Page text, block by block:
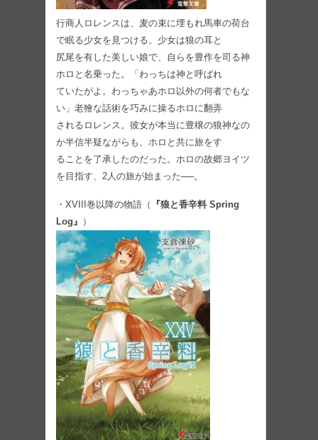
行商人ロレンスは、⻨の束に埋もれ馬車の荷台
で眠る少女を見つける。少女は狼の耳と
尻尾を有した美しい娘で、自らを豊作を司る神
ホロと名乗った。「わっちは神と呼ばれ
ていたがよ。わっちゃあホロ以外の何者でもな
い」老獪な話術を巧みに操るホロに翻弄
されるロレンス。彼女が本当に豊穣の狼神なの
か半信半疑ながらも、ホロと共に旅をす
ることを了承したのだった。ホロの故郷ヨイツ
を目指す、2人の旅が始まった──。
・XVIII巻以降の物語（
『狼と香辛料 Spring
Log』 ）